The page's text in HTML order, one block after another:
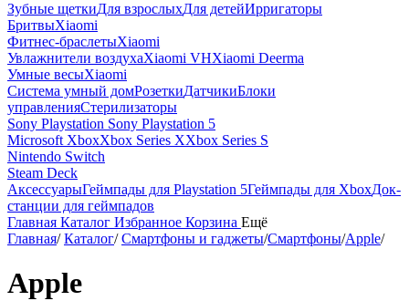
Зубные щеткиДля взрослыхДля детейИрригаторы
БритвыXiaomi
Фитнес-браслетыXiaomi
Увлажнители воздухаXiaomi VHXiaomi Deerma
Умные весыXiaomi
Система умный домРозеткиДатчикиБлоки
управленияСтерилизаторы
Sony Playstation Sony Playstation 5
Microsoft XboxXbox Series XXbox Series S
Nintendo Switch
Steam Deck
АксессуарыГеймпады для Playstation 5Геймпады для XboxДок-
станции для геймпадов
Главная Каталог Избранное Корзина Ещё
Главная/ Каталог/ Смартфоны и гаджеты/Смартфоны/Apple/
Apple